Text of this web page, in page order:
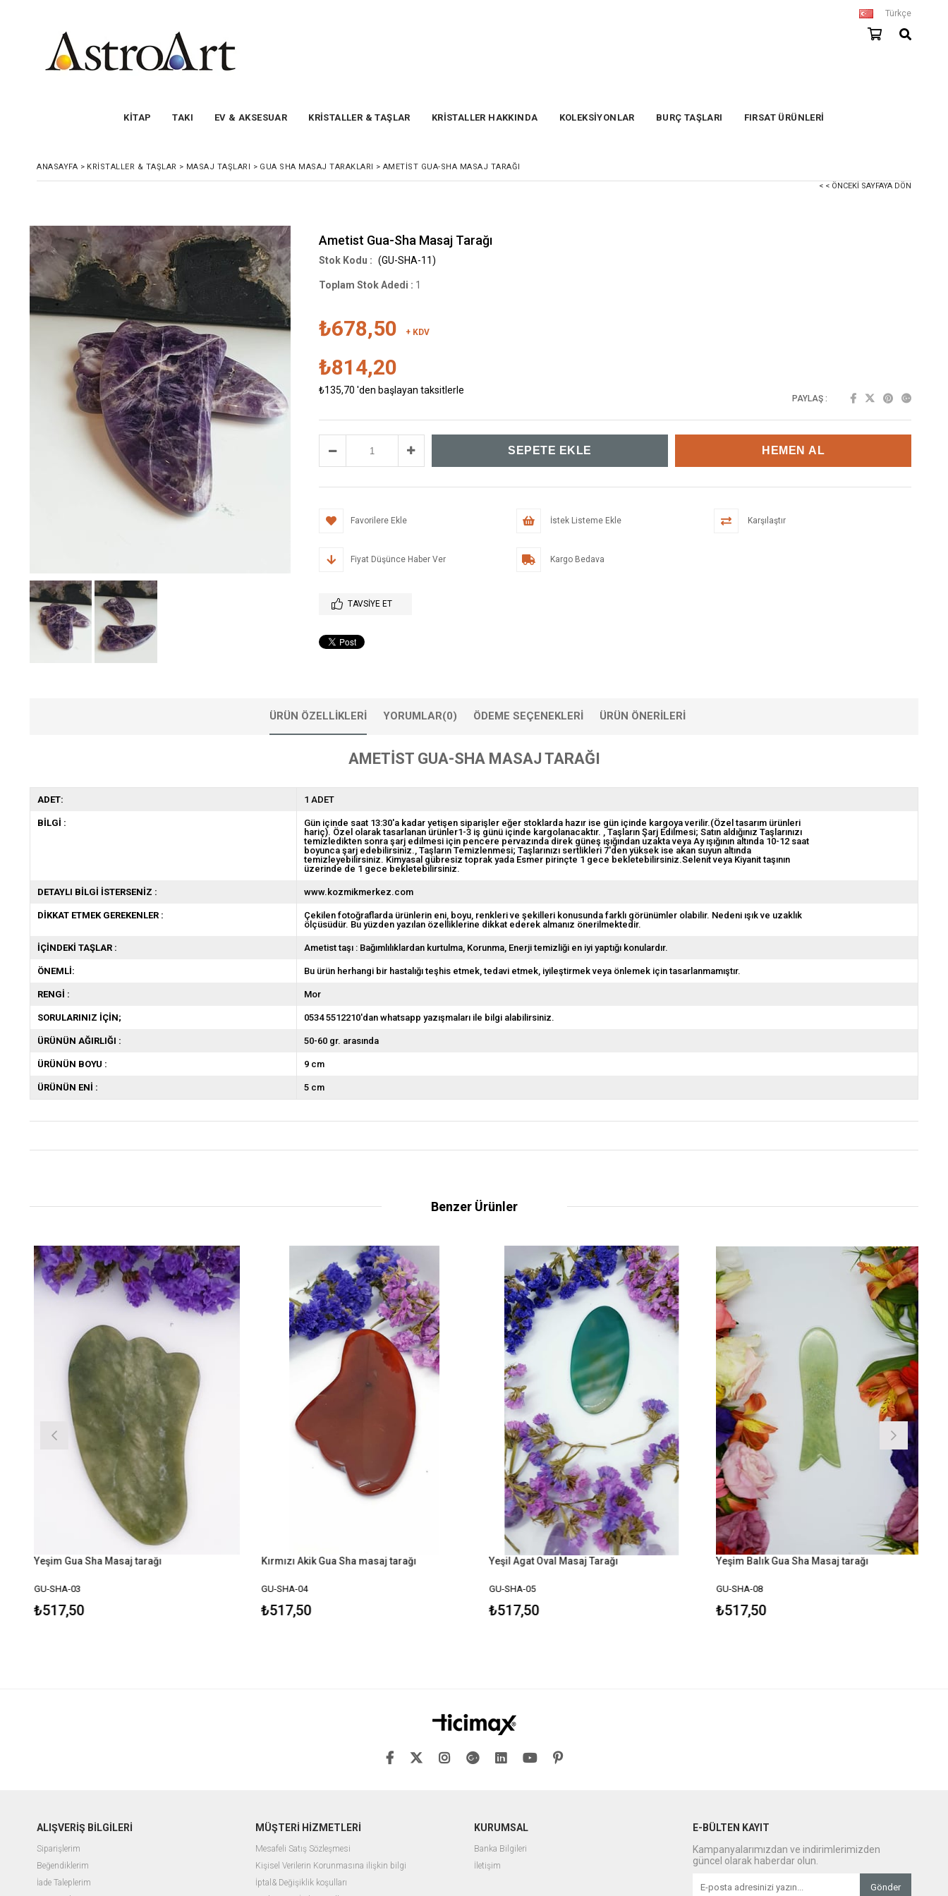
Türkçe
KİTAP TAKI EV & AKSESUAR KRİSTALLER & TAŞLAR KRİSTALLER HAKKINDA KOLEKSİYONLAR BURÇ TAŞLARI FIRSAT ÜRÜNLERİ
ANASAYFA > KRİSTALLER & TAŞLAR > MASAJ TAŞLARI > GUA SHA MASAJ TARAKLARI > AMETIST GUA-SHA MASAJ TARAĞI
< < ÖNCEKI SAYFAYA DÖN
Ametist Gua-Sha Masaj Tarağı
(GU-SHA-11)
Toplam Stok Adedi : 1
₺678,50 + KDV
₺814,20
₺135,70 'den başlayan taksitlerle
PAYLAŞ :
Favorilere Ekle İstek Listeme Ekle Karşılaştır
Fiyat Düşünce Haber Ver Kargo Bedava
TAVSIYE ET
ÜRÜN ÖZELLIKLERI YORUMLAR(0) ÖDEME SEÇENEKLERI ÜRÜN ÖNERILERI
AMETİST GUA-SHA MASAJ TARAĞI
ADET: 1 ADET
BİLGİ :
Gün içinde saat 13:30'a kadar yetişen siparişler eğer stoklarda hazır ise gün içinde kargoya verilir.(Özel tasarım ürünleri
hariç). Özel olarak tasarlanan ürünler1-3 iş günü içinde kargolanacaktır.
Taşların Şarj Edilmesi; Satın aldığınız Taşlarınızı
temizledikten sonra şarj edilmesi için pencere pervazında direk güneş ışığından uzakta veya Ay ışığının altında 10-12 saat
boyunca şarj edebilirsiniz. Taşların Temizlenmesi; Taşlarınızı sertlikleri 7'den yüksek ise akan suyun altında
temizleyebilirsiniz. Kimyasal gübresiz toprak yada Esmer pirinçte 1 gece bekletebilirsiniz.Selenit veya Kiyanit taşının
üzerinde de 1 gece bekletebilirsiniz.
DETAYLI BİLGİ İSTERSENİZ : www.kozmikmerkez.com
DİKKAT ETMEK GEREKENLER :
Çekilen fotoğraflarda ürünlerin eni, boyu, renkleri ve şekilleri konusunda farklı görünümler olabilir. Nedeni ışık ve uzaklık
ölçüsüdür. Bu yüzden yazılan özelliklerine dikkat ederek almanız önerilmektedir.
İÇİNDEKİ TAŞLAR : Ametist taşı : Bağımlılıklardan kurtulma, Korunma, Enerji temizliği en iyi yaptığı konulardır.
ÖNEMLİ: Bu ürün herhangi bir hastalığı teşhis etmek, tedavi etmek, iyileştirmek veya önlemek için tasarlanmamıştır.
RENGİ : Mor
SORULARINIZ İÇİN; 0534 5512210'dan whatsapp yazışmaları ile bilgi alabilirsiniz.
ÜRÜNÜN AĞIRLIĞI : 50-60 gr. arasında
ÜRÜNÜN BOYU : 9 cm
ÜRÜNÜN ENİ : 5 cm
Benzer Ürünler
Yeşim Gua Sha Masaj tarağı
GU-SHA-03
₺517,50
Kırmızı Akik Gua Sha masaj tarağı
GU-SHA-04
₺517,50
Yeşil Agat Oval Masaj Tarağı
GU-SHA-05
₺517,50
Yeşim Balık Gua Sha Masaj tarağı
GU-SHA-08
₺517,50
ALIŞVERİŞ BİLGİLERİ
Siparişlerim
Beğendiklerim
İade Taleplerim
MÜŞTERİ HİZMETLERİ
Mesafeli Satış Sözleşmesi
Kişisel Verilerin Korunmasına ilişkin bilgi
İptal& Değişiklik koşulları
KURUMSAL
Banka Bilgileri
İletişim
E-BÜLTEN KAYIT
Kampanyalarımızdan ve indirimlerimizden
güncel olarak haberdar olun.
Gönder